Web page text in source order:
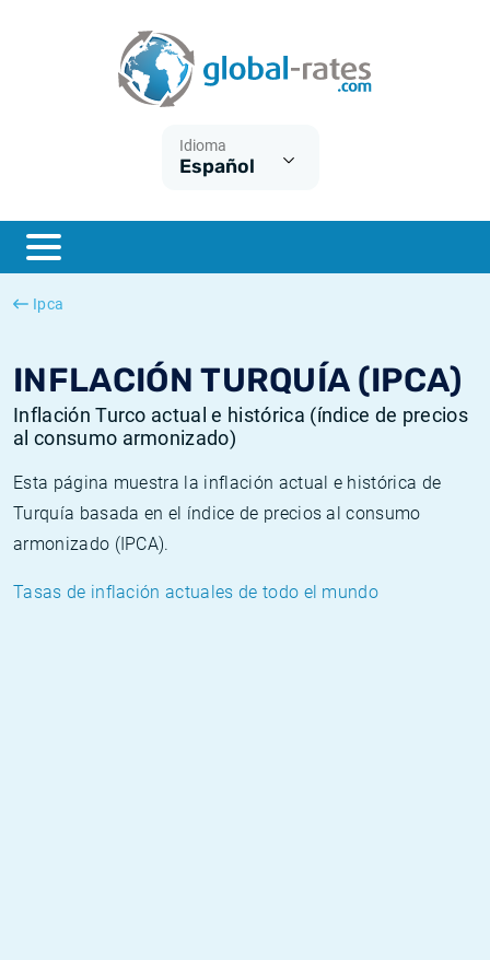
Idioma
Español
Ipca
INFLACIÓN TURQUÍA (IPCA)
Inflación Turco actual e histórica (índice de precios
al consumo armonizado)
Esta página muestra la inflación actual e histórica de
Turquía basada en el índice de precios al consumo
armonizado (IPCA).
Tasas de inflación actuales de todo el mundo
ESTER
SONIA
¿Qué es la inflación IPC?
¿Qué es la inflación IPCA?
Inflación Español - IPC
Inflación Estadounidense
Euribor - histórico
SOFR - histórico
TONAR - histórico
Calculadora de inflación